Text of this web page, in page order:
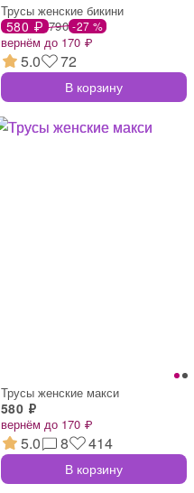
Трусы женские бикини
580 ₽ 790 -27 %
вернём до 170 ₽
5.0 72
В корзину
Трусы женские макси
580 ₽
вернём до 170 ₽
5.0 8 414
В корзину